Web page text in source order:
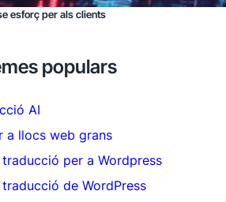
esforç per als clients
populars
AI
a llocs web grans
per a Wordpress
de WordPress